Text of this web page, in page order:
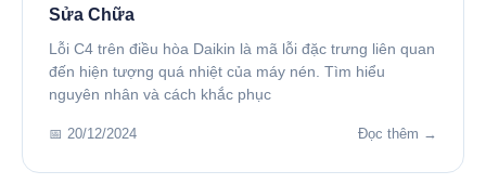
Sửa Chữa
Lỗi C4 trên điều hòa Daikin là mã lỗi đặc trưng liên quan
đến hiện tượng quá nhiệt của máy nén. Tìm hiểu
nguyên nhân và cách khắc phục
📅 20/12/2024 Đọc thêm →